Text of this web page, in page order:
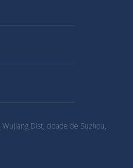
Dist, cidade de Suzhou,